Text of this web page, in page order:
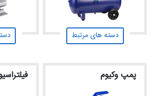
دسته های مرتبط
پمپ وکیوم